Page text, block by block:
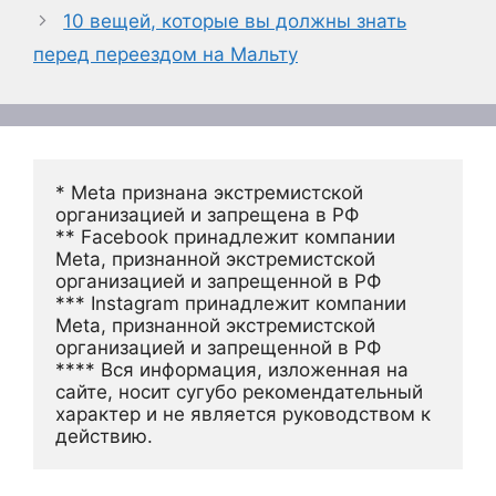
10 вещей, которые вы должны знать
перед переездом на Мальту
* Meta признана экстремистской
организацией и запрещена в РФ
** Facebook принадлежит компании
Meta, признанной экстремистской
организацией и запрещенной в РФ
*** Instagram принадлежит компании
Meta, признанной экстремистской
организацией и запрещенной в РФ
**** Вся информация, изложенная на
сайте, носит сугубо рекомендательный
характер и не является руководством к
действию.